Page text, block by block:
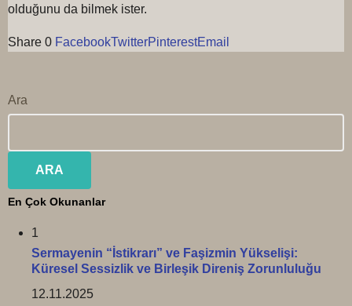
olduğunu da bilmek ister.
Share 0 FacebookTwitterPinterestEmail
Ara
ARA
En Çok Okunanlar
1
Sermayenin “İstikrarı” ve Faşizmin Yükselişi:
Küresel Sessizlik ve Birleşik Direniş Zorunluluğu
12.11.2025